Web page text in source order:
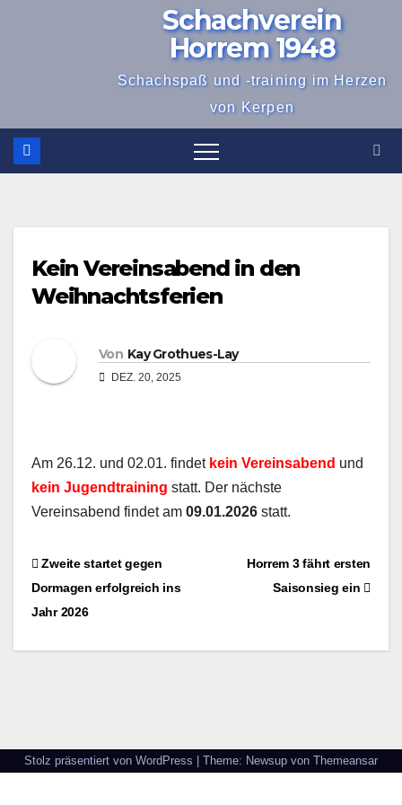
Schachverein
Horrem 1948
Schachspaß und -training im Herzen
von Kerpen
Kein Vereinsabend in den
Weihnachtsferien
Von Kay Grothues-Lay
DEZ. 20, 2025
Am 26.12. und 02.01. findet kein Vereinsabend und
kein Jugendtraining statt. Der nächste
Vereinsabend findet am 09.01.2026 statt.
BeitragsnavigationHorrem 3 fährt ersten
Saisonsieg ein
Zweite startet gegen
Dormagen erfolgreich ins
Jahr 2026
Stolz präsentiert von WordPress Theme: Newsup von Themeansar